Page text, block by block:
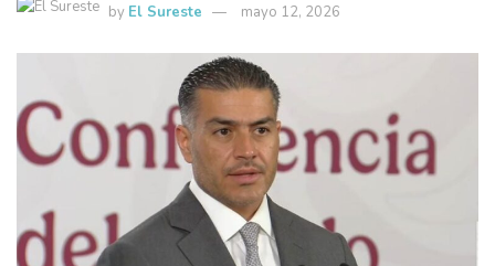
by El Sureste mayo 12, 2026